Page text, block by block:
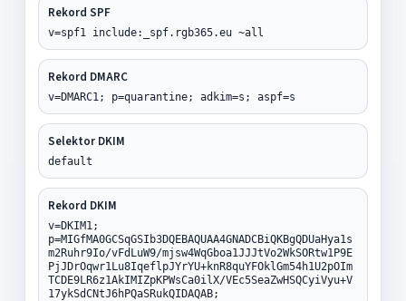
Rekord SPF
v=spf1 include:_spf.rgb365.eu ~all
Rekord DMARC
v=DMARC1; p=quarantine; adkim=s; aspf=s
Selektor DKIM
default
Rekord DKIM
v=DKIM1;
p=MIGfMA0GCSqGSIb3DQEBAQUAA4GNADCBiQKBgQDUaHya1s
m2Ruhr9Io/vFdLuW9/mjsw4WqGboa1JJJtVo2WkSORtw1P9E
PjJDrOqwr1Lu8IqeflpJYrYU+knR8quYFOklGm54h1U2pOIm
TCDE9LR6z1AkIMIZpKPWsCa0ilX/VEc5SeaZwHSQCyiVyu+V
17ykSdCNtJ6hPQaSRukQIDAQAB;